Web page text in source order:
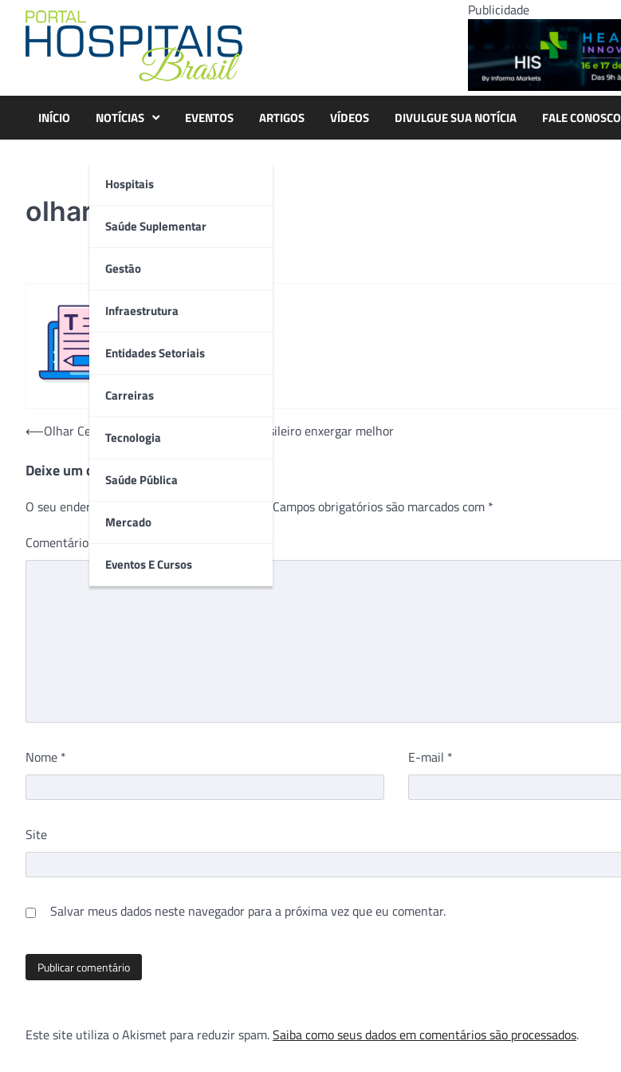
content
Publicidade
INÍCIO NOTÍCIAS
Hospitais
Saúde Suplementar
Gestão
Infraestrutura
Entidades Setoriais
Carreiras
Tecnologia
Saúde Pública
Mercado
Eventos E Cursos
EVENTOS ARTIGOS VÍDEOS DIVULGUE SUA NOTÍCIA FALE CONOSCO
olharcerto
Navegação
Post
⟵Olhar Certo abre novas unidades para brasileiro enxergar melhor
Deixe um comentário
O seu endereço de e-mail não será publicado. Campos obrigatórios são marcados com *
Comentário
Nome * E-mail *
Site
Salvar meus dados neste navegador para a próxima vez que eu comentar.
Este site utiliza o Akismet para reduzir spam.Saiba como seus dados em comentários são processados.